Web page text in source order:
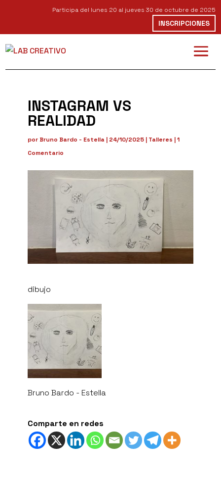
Participa del lunes 20 al jueves 30 de octubre de 2025
INSCRIPCIONES
INSTAGRAM VS
REALIDAD
por Bruno Bardo - Estella | 24/10/2025 | Talleres |1
Comentario
dibujo
Bruno Bardo - Estella
Comparte en redes